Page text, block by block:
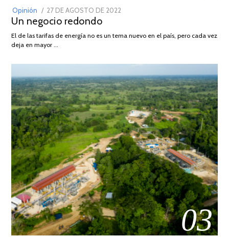
Opinión
POSTED
ON
27 DE AGOSTO DE 2022
DE
Un negocio redondo
El de las tarifas de energía no es un tema nuevo en el país, pero cada vez
deja en mayor …
03